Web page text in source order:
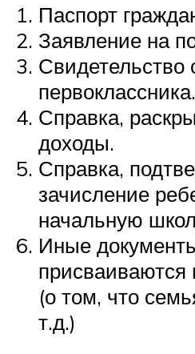
Паспорт
Заявление на
Свидетельство
первоклассника.
Справка,
доходы.
Справка,
зачисление
начальную
Иные
(о том, что
т.д.)